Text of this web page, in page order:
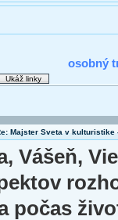
osobný
Majster Sveta v kulturistike
Vášeň,
počas